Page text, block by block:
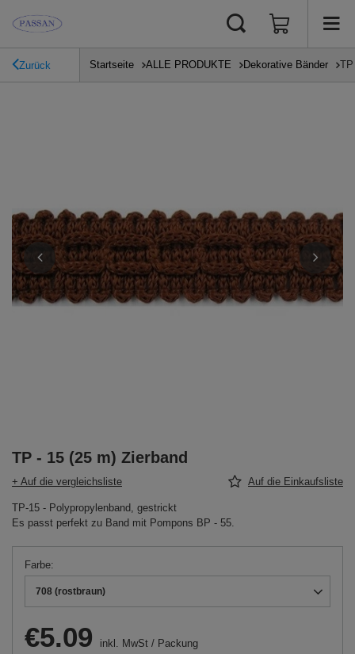
Zurück Startseite ALLE PRODUKTE Dekorative Bänder TP
TP - 15 (25 m) Zierband
+ Auf die vergleichsliste Auf die Einkaufsliste
TP-15 - Polypropylenband, gestrickt
Es passt perfekt zu Band mit Pompons BP - 55.
Farbe
708 (rostbraun)
€5.09 inkl. MwSt / Packung